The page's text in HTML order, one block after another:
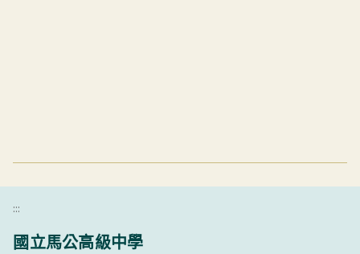
:::
國立馬公高級中學